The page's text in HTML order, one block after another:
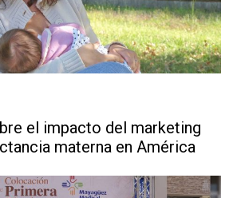
el impacto del marketing
materna en América